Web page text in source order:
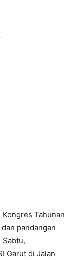
Kongres Tahunan
pandangan
Sabtu,
Garut di Jalan